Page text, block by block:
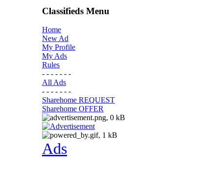
Classifieds Menu
Home
New Ad
My Profile
My Ads
Rules
- - - - - - -
All Ads
- - - - - - -
Sharehome REQUEST
Sharehome OFFER
Ads